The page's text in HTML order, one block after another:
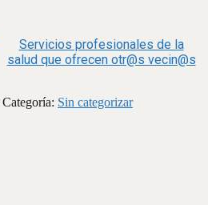
Servicios profesionales de la
salud que ofrecen otr@s vecin@s
Categoría: Sin categorizar